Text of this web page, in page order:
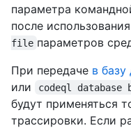
параметра
после использования
file параметров
При передаче в
или
codeql database
будут применяться
трассировки. Если